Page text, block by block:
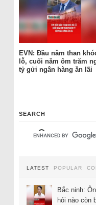
EVN: Đầu năm than
lỗ, cuối năm ôm trăm
tỷ gửi ngân hàng ăn lãi
SEARCH
LATEST POPULAR
Bắc ninh:
hỏi nào còn